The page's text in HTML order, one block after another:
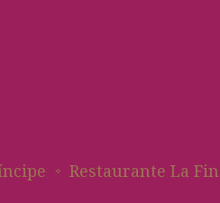
Restaurante La